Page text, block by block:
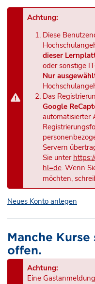
Achtung:
Diese
dieser
oder sonstige
Nur
Das
Google
automatisierter
Servern
Sie unter
hl=de. Wenn
möchten,
Neues Konto anlegen
Manche
offen.
Achtung:
Eine